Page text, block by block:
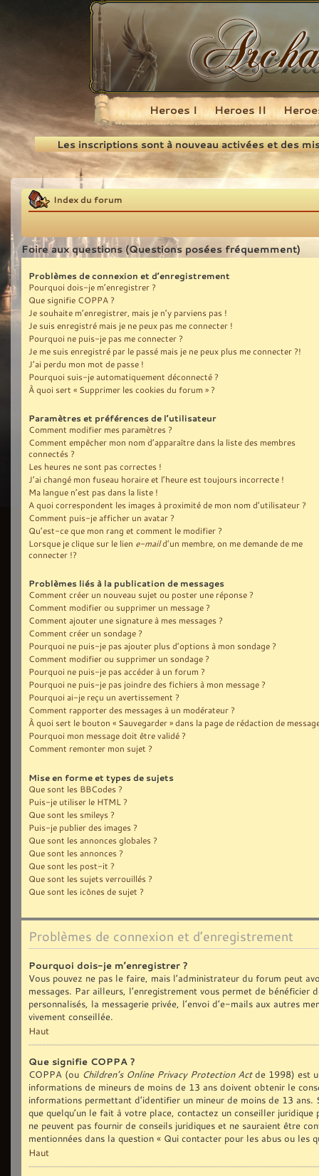
Recherche
Heroes I Heroes II
Les inscriptions sont à nouveau activées et des
Index du forum
Foire aux questions (Questions posées fréquemment)
Problèmes de connexion et d’enregistrement
Pourquoi dois-je m’enregistrer ?
Que signifie COPPA ?
Je souhaite m’enregistrer, mais je n’y parviens pas !
Je suis enregistré mais je ne peux pas me connecter !
Pourquoi ne puis-je pas me connecter ?
Je me suis enregistré par le passé mais je ne peux plus me connecter ?!
J’ai perdu mon mot de passe !
Pourquoi suis-je automatiquement déconnecté ?
À quoi sert « Supprimer les cookies du forum » ?
Paramètres et préférences de l’utilisateur
Comment modifier mes paramètres ?
Comment empêcher mon nom d’apparaître dans la liste des membres
connectés ?
Les heures ne sont pas correctes !
J’ai changé mon fuseau horaire et l’heure est toujours incorrecte !
Ma langue n’est pas dans la liste !
A quoi correspondent les images à proximité de mon nom d’utilisateur ?
Comment puis-je afficher un avatar ?
Qu’est-ce que mon rang et comment le modifier ?
Lorsque je clique sur le lien e-maild’un membre, on me demande de me
connecter !?
Problèmes liés à la publication de messages
Comment créer un nouveau sujet ou poster une réponse ?
Comment modifier ou supprimer un message ?
Comment ajouter une signature à mes messages ?
Comment créer un sondage ?
Pourquoi ne puis-je pas ajouter plus d’options à mon sondage ?
Comment modifier ou supprimer un sondage ?
Pourquoi ne puis-je pas accéder à un forum ?
Pourquoi ne puis-je pas joindre des fichiers à mon message ?
Pourquoi ai-je reçu un avertissement ?
Comment rapporter des messages à un modérateur ?
À quoi sert le bouton « Sauvegarder » dans la page de rédaction de
Pourquoi mon message doit être validé ?
Comment remonter mon sujet ?
Mise en forme et types de sujets
Que sont les BBCodes ?
Puis-je utiliser le HTML ?
Que sont les smileys ?
Puis-je publier des images ?
Que sont les annonces globales ?
Que sont les annonces ?
Que sont les post-it ?
Que sont les sujets verrouillés ?
Que sont les icônes de sujet ?
Problèmes de connexion et d’enregistrement
Pourquoi dois-je m’enregistrer ?
Vous pouvez ne pas le faire, mais l’administrateur du forum peut
messages. Par ailleurs, l’enregistrement vous permet de
personnalisés, la messagerie privée, l’envoi d’e-mails aux autres
vivement conseillée.
Haut
Que signifie COPPA ?
COPPA (ou Children’s Online Privacy Protection Actde 1998) est
informations de mineurs de moins de 13 ans doivent obtenir le
informations permettant d’identifier un mineur de moins de 13 ans.
que quelqu’un le fait à votre place, contactez un conseiller
ne peuvent pas fournir de conseils juridiques et ne sauraient être
mentionnées dans la question « Qui contacter pour les abus ou les
Haut